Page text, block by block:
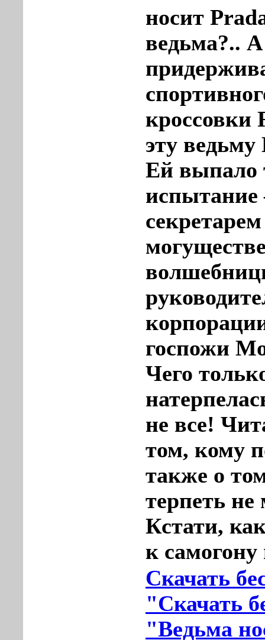
носит
ведьма?..
кроссовки
эту
Ей выпало
секретарем
госпожи
Чего
не все!
том, кому
также о
терпеть не
Кстати,
к самогону
Скачать
"Скачать
"Ведьма